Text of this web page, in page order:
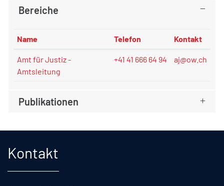
Bereiche
Name Telefon Kontakt
Amt für Justiz -
Amtsleitung
+41 41 666 64 94 aj@ow.ch
Publikationen
Kontakt